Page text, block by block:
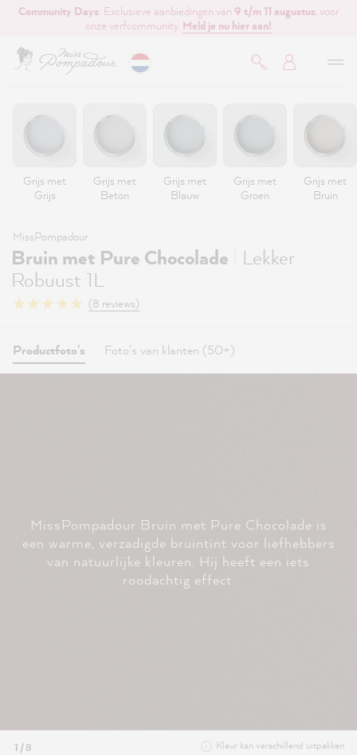
hoofdinhoud
Community Days: Exclusieve aanbiedingen van 9 t/m 11 augustus , voor
onze verfcommunity. Meld je nu hier aan!
Grijs met
Grijs
Grijs met
Beton
Grijs met
Blauw
Grijs met
Groen
Grijs met
Bruin
MissPompadour
Bruin met Pure Chocolade
Lekker
Robuust 1L
(8 reviews)
Productfoto's Foto's van klanten (50+)
MissPompadour Bruin met Pure Chocolade is
een warme, verzadigde bruintint voor liefhebbers
van natuurlijke kleuren. Hij heeft een iets
roodachtig effect.
1 / 8 Kleur kan verschillend uitpakken